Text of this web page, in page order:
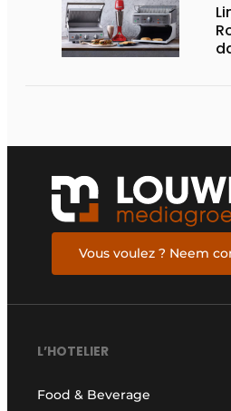
Vous voulez ? Neem
L’HOTELIER
Food & Beverage